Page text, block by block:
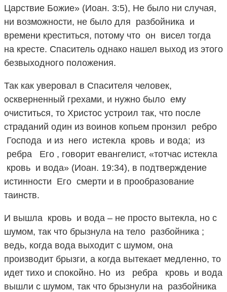
Царствие Божие» (Иоан. 3:5), Не было ни случая,
ни возможности, не было для разбойника и
времени креститься, потому что он висел тогда
на кресте. Спаситель однако нашел выход из этого
безвыходного положения.
Так как уверовал в Спасителя человек,
оскверненный грехами, и нужно было ему
очиститься, то Христос устроил так, что после
страданий один из воинов копьем пронзил ребро
Господа и из него истекла кровь и вода; из
ребра Его , говорит евангелист, «тотчас истекла
кровь и вода» (Иоан. 19:34), в подтверждение
истинности Его смерти и в прообразование
таинств.
И вышла кровь и вода – не просто вытекла, но с
шумом, так что брызнула на тело разбойника ;
ведь, когда вода выходит с шумом, она
производит брызги, а когда вытекает медленно, то
идет тихо и спокойно. Но из ребра кровь и вода
вышли с шумом, так что брызнули на разбойника